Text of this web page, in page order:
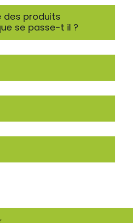
des produits
se passe-t il ?